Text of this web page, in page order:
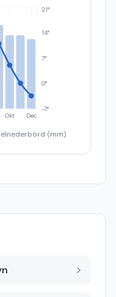
Okt Dec
-7°
0°
7°
14°
21°
(mm)